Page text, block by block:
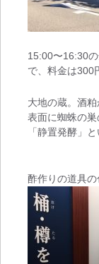
15:00〜16:30
で、料金は300
大地の蔵。酒粕
表面に蜘蛛の
「静置発酵」
酢作りの道具の